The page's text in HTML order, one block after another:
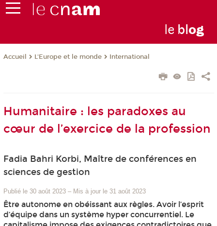
le blog
Accueil L'Europe et le monde International
Humanitaire : les paradoxes au
cœur de l’exercice de la profession
Fadia Bahri Korbi, Maître de conférences en
sciences de gestion
Publié le 30 août 2023 – Mis à jour le 31 août 2023
Être autonome en obéissant aux règles. Avoir l’esprit
d’équipe dans un système hyper concurrentiel. Le